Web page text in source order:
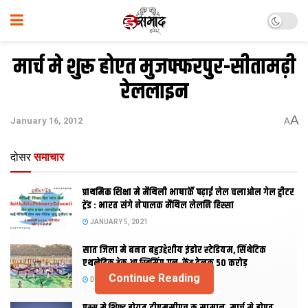
मार्च मे शुरू होएत मुजफ्फरपुर-सीतामढ़ी
रेललाइन
January 16, 2012 AA
दोसर समाचार
प्राथमिक शि‍क्षा मे मैथि‍ली भाषाकेँ पढ़ाई लेल चलाओल गेल ट्वीटर
ट्रेंड : भारत संगे नेपालक मैथिल लेलनि हिस्सा
JANUARY 5, 2021
सात जिला मे बनत बहुउद्देशीय इंडोर स्‍टेडि‍यम, सिंथेटिक
एथलेटिक ट्रेक आ स्विमिंग पुल, केंद्र देलक 50 करोड़
DECEMBER 26, 2020
Continue Reading